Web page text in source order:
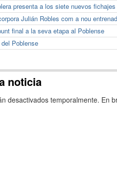
presenta a los siete nuevos
Julián Robles com a nou
final a la seva etapa al Poblense
del Poblense
noticia
desactivados temporalmente. En